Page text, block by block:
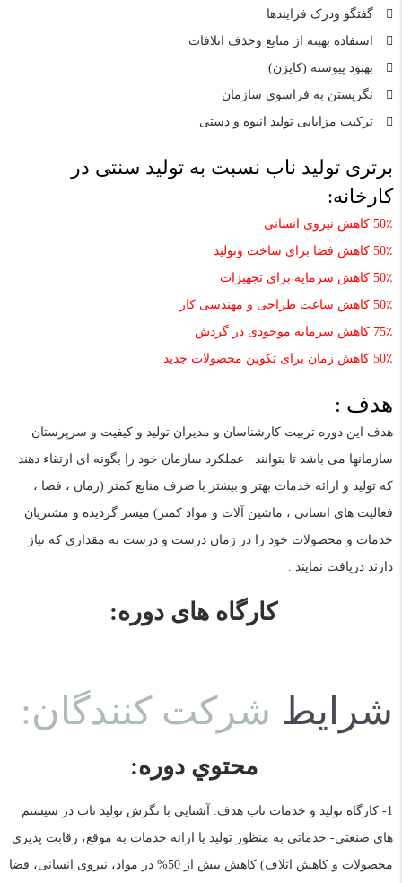
گفتگو ودرک فرایندها
استفاده بهینه از منابع وحذف اتلافات
بهبود پیوسته (کایزن)
نگریستن به فراسوی سازمان
ترکیب مزایایی تولید انبوه و دستی
برتری توليد ناب نسبت به توليد سنتی در
کارخانه:
50٪
کاهش نیروی انسانی
50٪
کاهش فضا برای ساخت وتولید
50٪
کاهش سرمایه برای تجهیزات
50٪
کاهش ساعت طراحی و مهندسی کار
75٪
کاهش سرمایه موجودی در گردش
50٪ کاهش زمان برای تکوین محصولات جدید
هدف :
هدف این دوره تربیت کارشناسان و مدیران تولید و کیفیت و سرپرستان
سازمانها می باشد تا بتوانند
عملکرد سازمان خود را بگونه ای ارتقاء دهند
که تولید و ارائه خدمات بهتر و بیشتر با صرف منابع کمتر (زمان ، فضا ،
فعالیت های انسانی ، ماشین آلات و مواد کمتر) میسر گردیده و مشتریان
خدمات و محصولات خود را در زمان درست و درست به مقداری که نیاز
دارند دریافت نمایند .
کارگاه های دوره:
شرايط شرکت کنندگان:
محتوي دوره:
1- کارگاه تولید و خدمات ناب هدف: آشنايي با نگرش توليد ناب در سيستم
هاي صنعتي- خدماتي به منظور توليد يا ارائه خدمات به موقع، رقابت پذيري
محصولات و کاهش اتلاف) کاهش بیش از 50% در مواد، نیروی انسانی، فضا